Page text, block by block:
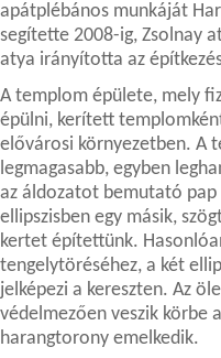
apátplébános munkáját
segítette 2008-ig, Zsolnay
atya irányította az
A templom épülete, mely
épülni, kerített
elővárosi környezetben. A
legmagasabb, egyben
az áldozatot bemutató
ellipszisben egy másik,
kertet építettünk.
tengelytöréséhez, a két
jelképezi a kereszten. Az
védelmezően veszik körbe
harangtorony emelkedik.